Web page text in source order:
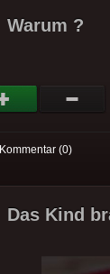
Warum ?
Kommentar (0)
Das Kind